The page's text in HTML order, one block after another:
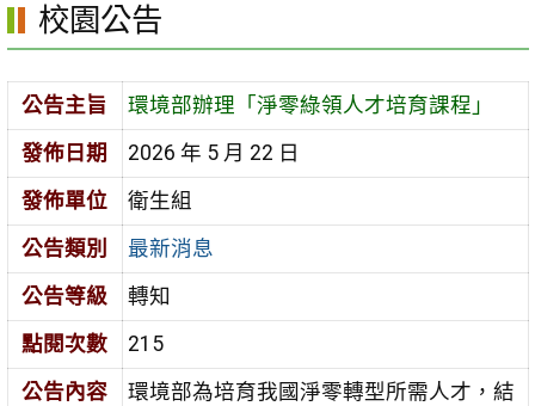
校園公告
公告主旨
環境部辦理「淨零綠領人才培育課程」
發佈日期
2026 年 5 月 22 日
發佈單位
衛生組
公告類別
最新消息
公告等級
轉知
點閱次數
215
公告內容
環境部為培育我國淨零轉型所需人才，結